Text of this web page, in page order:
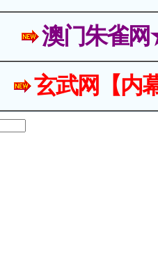
澳门朱雀
玄武网【内